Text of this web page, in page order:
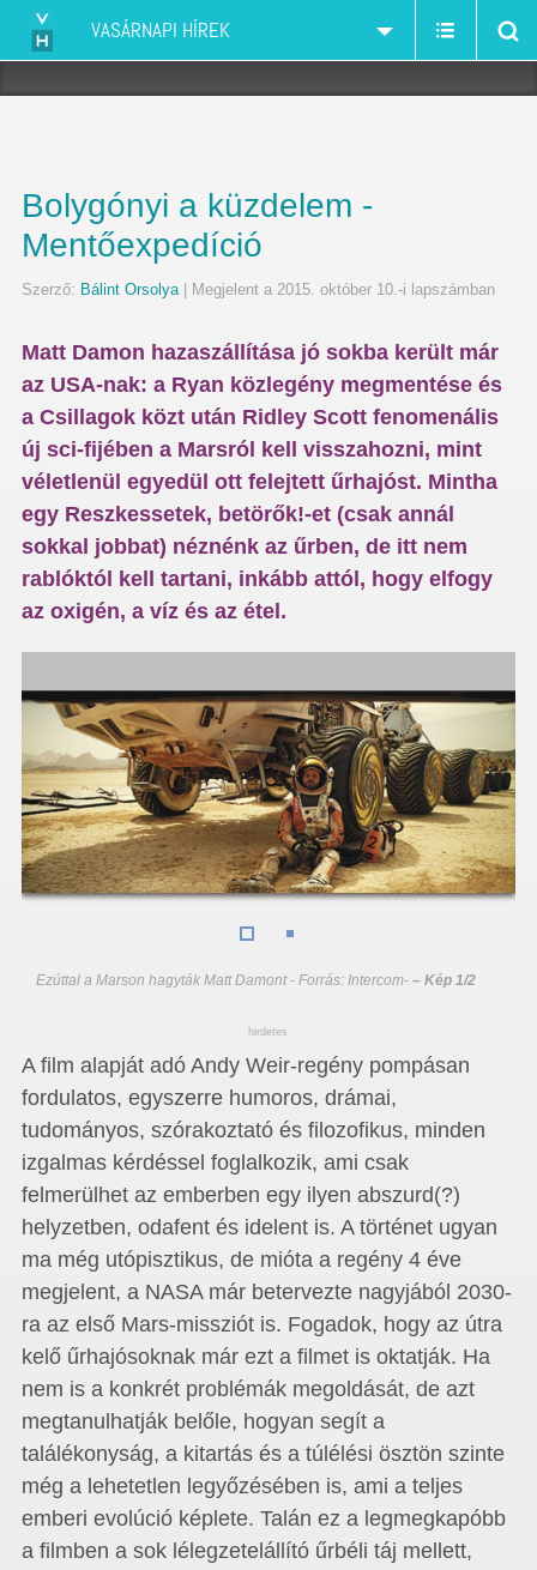
VASÁRNAPI HÍREK
Bolygónyi a küzdelem -
Mentőexpedíció
Szerző: Bálint Orsolya| Megjelent a 2015. október 10.-i lapszámban
Matt Damon hazaszállítása jó sokba került már
az USA-nak: a Ryan közlegény megmentése és
a Csillagok közt után Ridley Scott fenomenális
új sci-fijében a Marsról kell visszahozni, mint
véletlenül egyedül ott felejtett űrhajóst. Mintha
egy Reszkessetek, betörők!-et (csak annál
sokkal jobbat) néznénk az űrben, de itt nem
rablóktól kell tartani, inkább attól, hogy elfogy
az oxigén, a víz és az étel.
Ezúttal a Marson hagyták Matt Damont - Forrás: Intercom-– Kép 1/2
hirdetes
A film alapját adó Andy Weir-regény pompásan
fordulatos, egyszerre humoros, drámai,
tudományos, szórakoztató és filozofikus, minden
izgalmas kérdéssel foglalkozik, ami csak
felmerülhet az emberben egy ilyen abszurd(?)
helyzetben, odafent és idelent is. A történet ugyan
ma még utópisztikus, de mióta a regény 4 éve
megjelent, a NASA már betervezte nagyjából 2030-
ra az első Mars-missziót is. Fogadok, hogy az útra
kelő űrhajósoknak már ezt a filmet is oktatják. Ha
nem is a konkrét problémák megoldását, de azt
megtanulhatják belőle, hogyan segít a
találékonyság, a kitartás és a túlélési ösztön szinte
még a lehetetlen legyőzésében is, ami a teljes
emberi evolúció képlete. Talán ez a legmegkapóbb
a filmben a sok lélegzetelállító űrbéli táj mellett,